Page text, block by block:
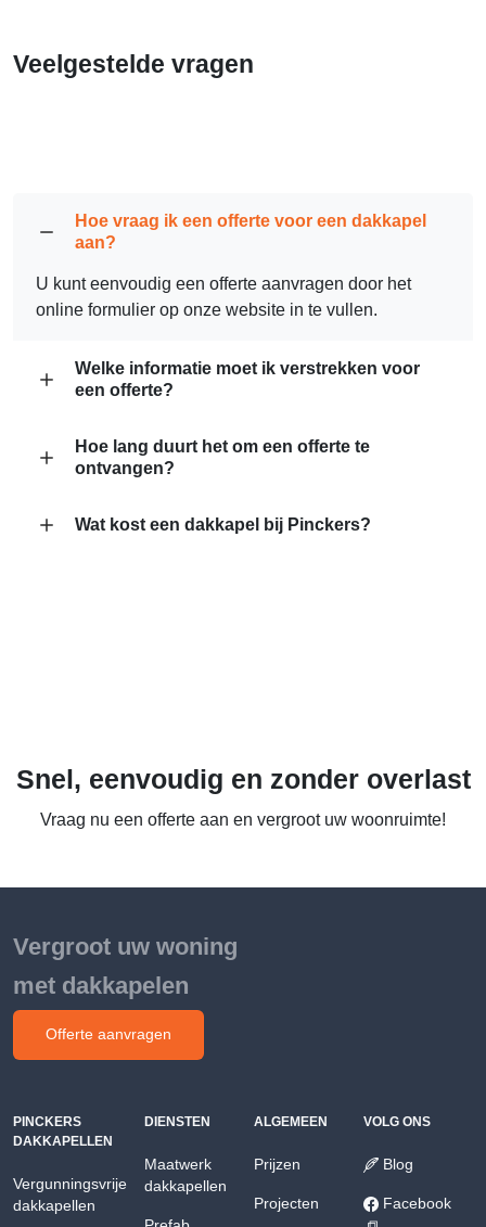
Veelgestelde vragen
Hoe vraag ik een offerte voor een dakkapel
aan?
U kunt eenvoudig een offerte aanvragen door het
online formulier op onze website in te vullen.
Welke informatie moet ik verstrekken voor
een offerte?
Hoe lang duurt het om een offerte te
ontvangen?
Wat kost een dakkapel bij Pinckers?
Snel, eenvoudig en zonder overlast
Vraag nu een offerte aan en vergroot uw woonruimte!
Vergroot uw woning
met dakkapelen
Offerte aanvragen
PINCKERS
DAKKAPELLEN
Vergunningsvrije
dakkapellen
DIENSTEN
Maatwerk
dakkapellen
ALGEMEEN
Prijzen
Projecten
VOLG ONS
Blog
Facebook